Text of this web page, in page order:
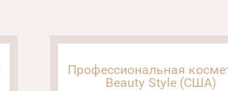
Профессиональная
Beauty Style (США)